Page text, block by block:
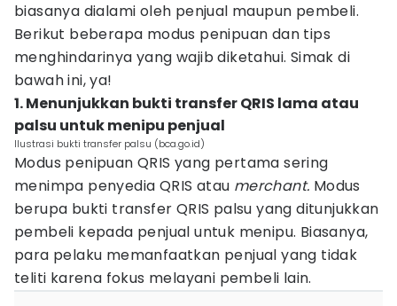
biasanya dialami oleh penjual maupun pembeli.
Berikut beberapa modus penipuan dan tips
menghindarinya yang wajib diketahui. Simak di
bawah ini, ya!
1. Menunjukkan bukti transfer QRIS lama atau
palsu untuk menipu penjual
Ilustrasi bukti transfer palsu (bca.go.id)
Modus penipuan QRIS yang pertama sering
menimpa penyedia QRIS atau merchant. Modus
berupa bukti transfer QRIS palsu yang ditunjukkan
pembeli kepada penjual untuk menipu. Biasanya,
para pelaku memanfaatkan penjual yang tidak
teliti karena fokus melayani pembeli lain.